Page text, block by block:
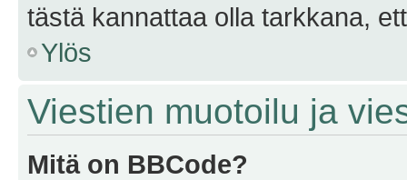
tästä kannattaa olla tarkkana,
Ylös
Viestien muotoilu ja
Mitä on BBCode?